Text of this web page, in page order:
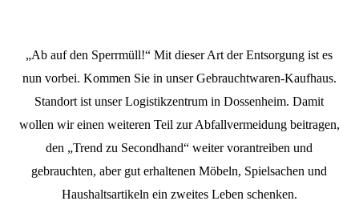
„Ab auf den Sperrmüll!“ Mit dieser Art der Entsorgung ist es
nun vorbei. Kommen Sie in unser Gebrauchtwaren-Kaufhaus.
Standort ist unser Logistikzentrum in Dossenheim. Damit
wollen wir einen weiteren Teil zur Abfallvermeidung beitragen,
den „Trend zu Secondhand“ weiter vorantreiben und
gebrauchten, aber gut erhaltenen Möbeln, Spielsachen und
Haushaltsartikeln ein zweites Leben schenken.